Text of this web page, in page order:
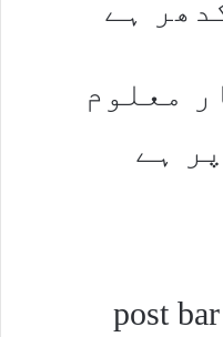
ہے
معلوم
ہے